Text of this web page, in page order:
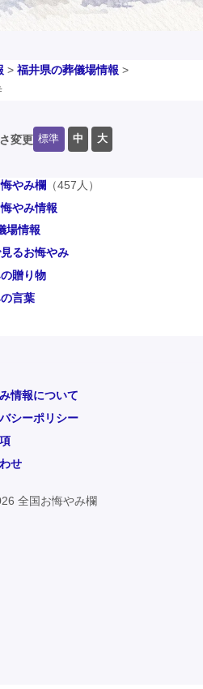
> 福井県の葬儀場情報 >
変更 標準 中 大
やみ欄 （457人）
やみ情報
場情報
るお悔やみ
贈り物
言葉
情報について
シーポリシー
せ
全国お悔やみ欄